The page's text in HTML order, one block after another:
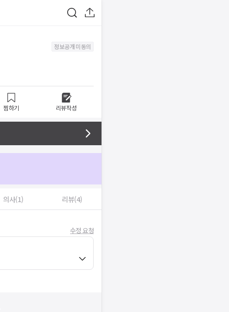
정보공개 미동의
찜하기 리뷰작성
의사(1) 리뷰(4)
수정 요청